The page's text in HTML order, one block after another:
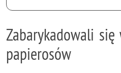
Zabarykadowali się
papierosów